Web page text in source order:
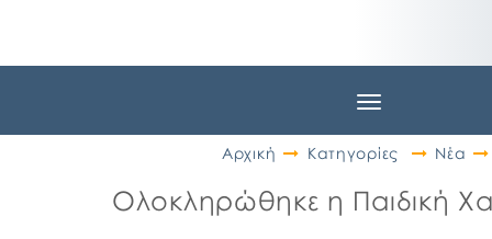
Toggle
Αρχική
Κατηγορίες Νέα
Ολοκληρώθηκε η Παιδική